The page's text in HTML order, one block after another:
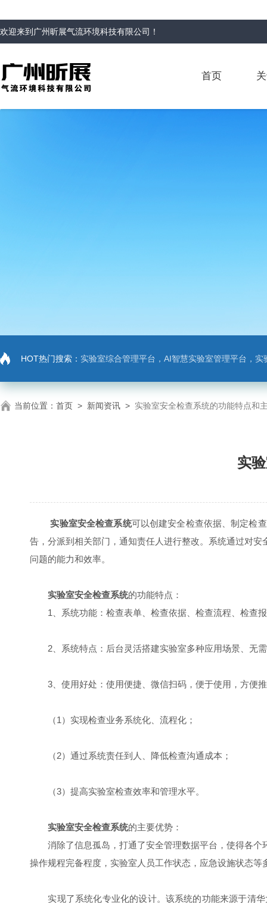
欢迎来到 广州昕展气流环境科技有限公司 ！
首页
HOT热门搜索： 实验室综合管理平台，AI智慧实验室管理平台，实
当前位置： 首页 > 新闻资讯 > 实验室安全检查系统的功能特点和
实
实验室安全检查系统可以创建安全检查依据、制定检
告，分派到相关部门，通知责任人进行整改。系统通过对
问题的能力和效率。
实验室安全检查系统的功能特点：
1、系统功能：检查表单、检查依据、检查流程、检查
2、系统特点：后台灵活搭建实验室多种应用场景、无
3、使用好处：使用便捷、微信扫码，便于使用，方便
（1）实现检查业务系统化、流程化；
（2）通过系统责任到人、降低检查沟通成本；
（3）提高实验室检查效率和管理水平。
实验室安全检查系统的主要优势：
消除了信息孤岛，打通了安全管理数据平台，使得各个
操作规程完备程度，实验室人员工作状态，应急设施状态
实现了系统化专业化的设计。该系统的功能来源于清华